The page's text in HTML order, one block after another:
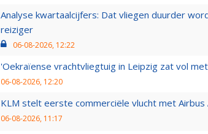
Analyse kwartaalcijfers: Dat vliegen duurder
reiziger
06-08-2026, 12:22
'Oekraïense vrachtvliegtuig in Leipzig zat vol
06-08-2026, 12:20
KLM stelt eerste commerciële vlucht met
06-08-2026, 11:17